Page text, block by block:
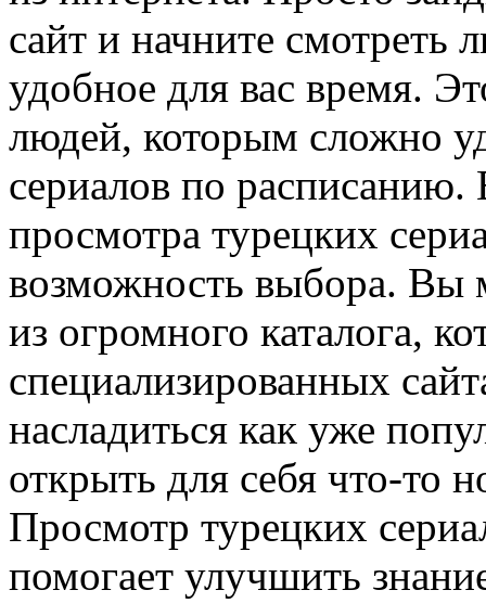
сайт и начните
удобное для вас время.
людей, которым сложно
сериалов по
просмотра турецких
возможность выбора. Вы
из огромного каталога,
специализированных
насладиться как уже
открыть для себя что-то
Просмотр турецких
помогает улучшить